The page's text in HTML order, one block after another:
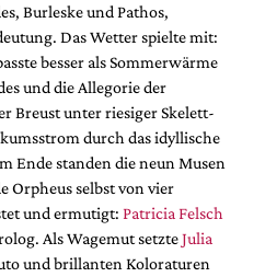
Burleske und Pathos,
Das Wetter spielte mit:
besser als Sommerwärme
und die Allegorie der
Breust unter riesiger Skelett-
durch das idyllische
Ende standen die neun Musen
Orpheus selbst von vier
und ermutigt: Patricia Felsch
Als Wagemut setzteJulia
und brillanten Koloraturen